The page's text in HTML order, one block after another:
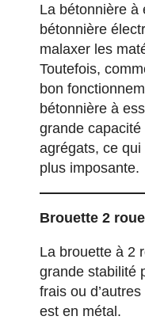
La bétonnière à
bétonnière
malaxer les
Toutefois,
bon
bétonnière à
grande
agrégats, ce
plus imposante.
Brouette 2
La brouette à 2
grande stabilité
frais ou
est en métal.